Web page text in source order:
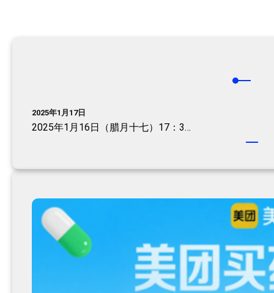
2025年1月17日
2025年1月16日（腊月十七）17：3…